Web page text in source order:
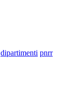
dipartimenti pnrr